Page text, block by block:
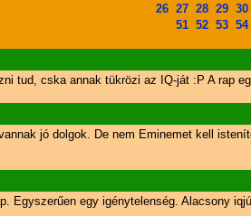
26 27 28 29 30
51 52 53 54
tud, cska annak tükrözi az IQ-ját :P A rap
jó dolgok. De nem Eminemet kell
Egyszerűen egy igénytelenség. Alacsony